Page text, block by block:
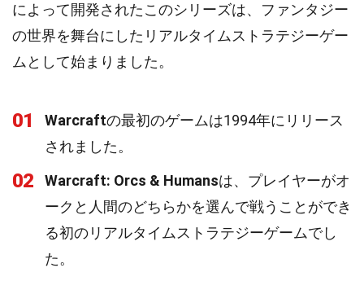
によって開発されたこのシリーズは、ファンタジー
の世界を舞台にしたリアルタイムストラテジーゲー
ムとして始まりました。
01 Warcraftの最初のゲームは1994年にリリース
されました。
02 Warcraft: Orcs & Humansは、プレイヤーがオ
ークと人間のどちらかを選んで戦うことができ
る初のリアルタイムストラテジーゲームでし
た。